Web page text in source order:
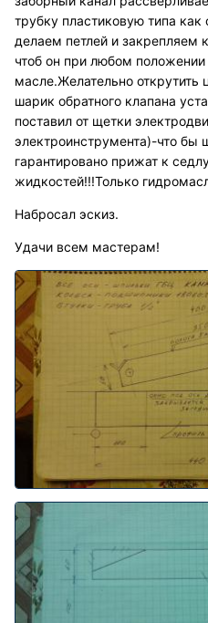
трубку пластиковую типа
делаем петлей и закрепляем
чтоб он при любом
масле.Желательно открутить
шарик обратного клапана
поставил от щетки
электроинструмента)-что бы
гарантировано прижат к
жидкостей!!!Только
Набросал эскиз.
Удачи всем мастерам!